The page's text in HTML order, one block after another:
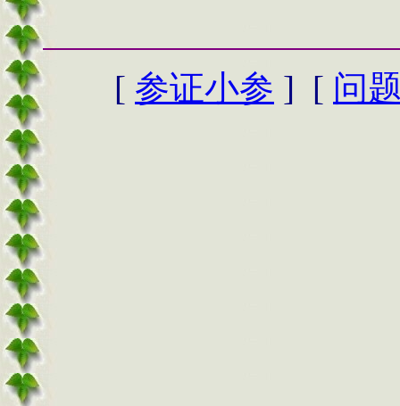
[ 参证小参 ] [ 问